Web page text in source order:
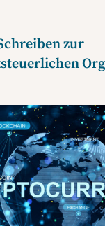
zur